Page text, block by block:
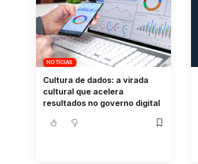
NOTÍCIAS
Cultura de dados: a virada
cultural que acelera
resultados no governo digital